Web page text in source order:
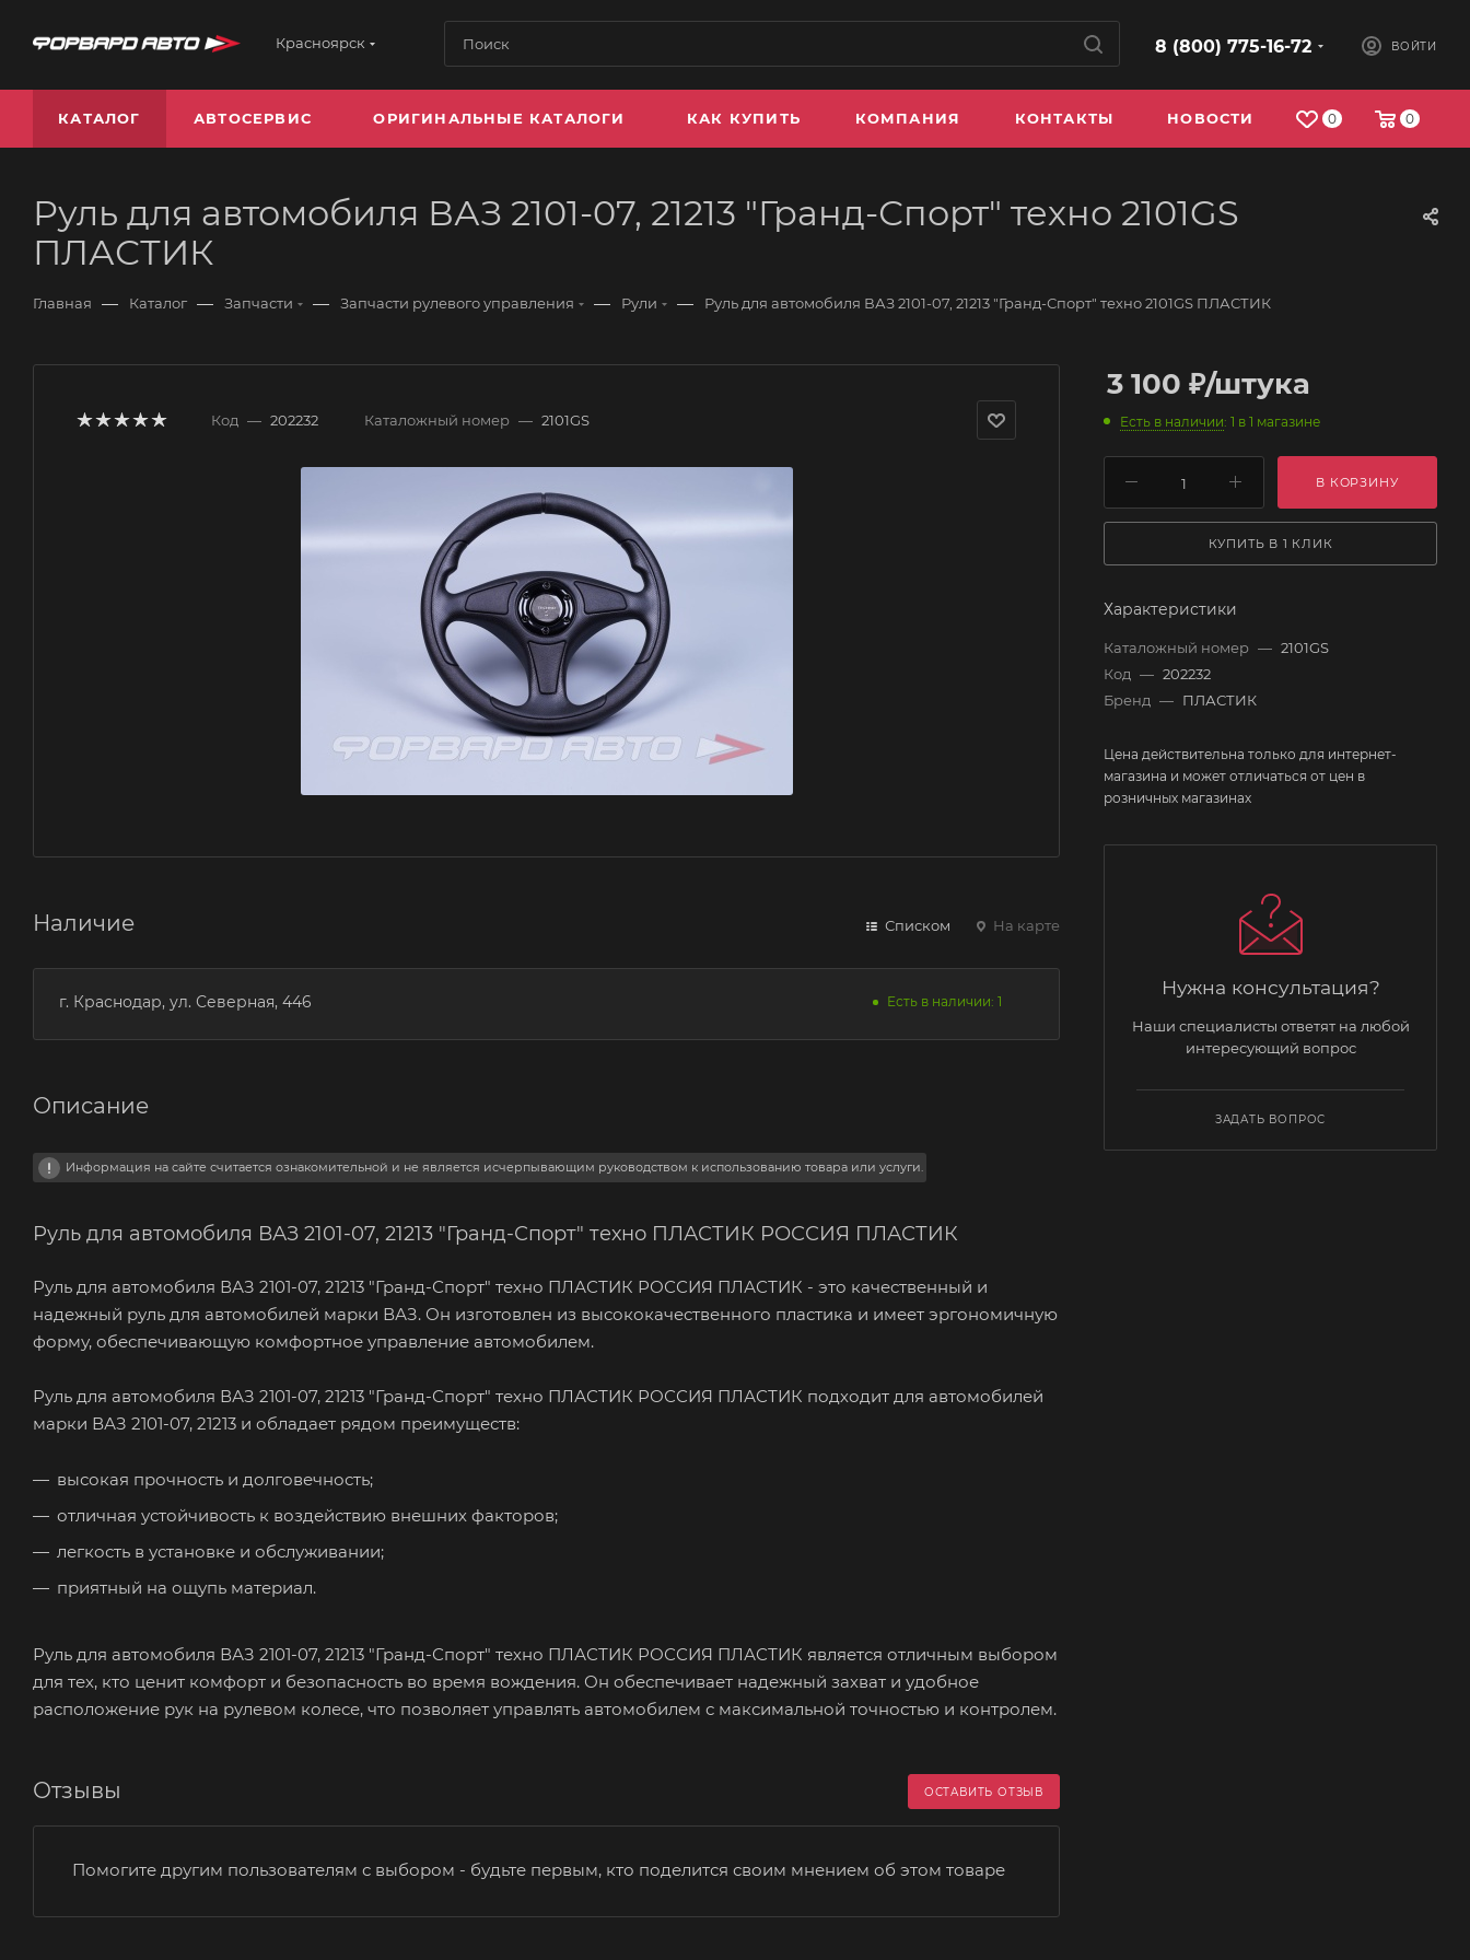
Красноярск 8 (800) 775-16-72 ВОЙТИ
0 0
КАТАЛОГ АВТОСЕРВИС ОРИГИНАЛЬНЫЕ КАТАЛОГИ КАК КУПИТЬ КОМПАНИЯ КОНТАКТЫ НОВОСТИ
Руль для автомобиля ВАЗ 2101-07, 21213 "Гранд-Спорт" техно 2101GS
ПЛАСТИК
Главная — Каталог — Запчасти — Запчасти рулевого управления — Рули — Руль для автомобиля ВАЗ 2101-07, 21213 "Гранд-Спорт" техно 2101GS ПЛАСТИК
Код — 202232 Каталожный номер — 2101GS
Наличие Списком На карте
г. Краснодар, ул. Северная, 446 Есть в наличии: 1
Описание
Информация на сайте считается ознакомительной и не является исчерпывающим руководством к использованию товара или услуги.
Руль для автомобиля ВАЗ 2101-07, 21213 "Гранд-Спорт" техно ПЛАСТИК РОССИЯ ПЛАСТИК
Руль для автомобиля ВАЗ 2101-07, 21213 "Гранд-Спорт" техно ПЛАСТИК РОССИЯ ПЛАСТИК - это качественный и
надежный руль для автомобилей марки ВАЗ. Он изготовлен из высококачественного пластика и имеет эргономичную
форму, обеспечивающую комфортное управление автомобилем.
Руль для автомобиля ВАЗ 2101-07, 21213 "Гранд-Спорт" техно ПЛАСТИК РОССИЯ ПЛАСТИК подходит для автомобилей
марки ВАЗ 2101-07, 21213 и обладает рядом преимуществ:
высокая прочность и долговечность;
отличная устойчивость к воздействию внешних факторов;
легкость в установке и обслуживании;
приятный на ощупь материал.
Руль для автомобиля ВАЗ 2101-07, 21213 "Гранд-Спорт" техно ПЛАСТИК РОССИЯ ПЛАСТИК является отличным выбором
для тех, кто ценит комфорт и безопасность во время вождения. Он обеспечивает надежный захват и удобное
расположение рук на рулевом колесе, что позволяет управлять автомобилем с максимальной точностью и контролем.
Отзывы ОСТАВИТЬ ОТЗЫВ
Помогите другим пользователям с выбором - будьте первым, кто поделится своим мнением об этом товаре
3 100 ₽/штука
Есть в наличии: 1 в 1 магазине
В КОРЗИНУ
КУПИТЬ В 1 КЛИК
Характеристики
Каталожный номер — 2101GS
Код — 202232
Бренд — ПЛАСТИК
Цена действительна только для интернет-
магазина и может отличаться от цен в
розничных магазинах
Нужна консультация?
Наши специалисты ответят на любой
интересующий вопрос
ЗАДАТЬ ВОПРОС